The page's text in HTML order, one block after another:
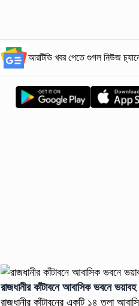
আরটিভি খবর পেতে গুগল নিউজ
রাজধানীর কাঁটাবনে
রাজধানীর কাঁটাবনের একটি ১৪ তলা